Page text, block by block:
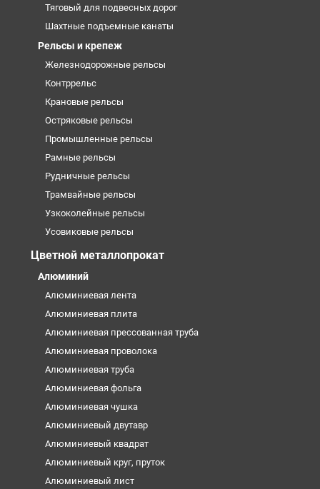
Тяговый для подвесных дорог
Шахтные подъемные канаты
Рельсы и крепеж
Железнодорожные рельсы
Контррельс
Крановые рельсы
Остряковые рельсы
Промышленные рельсы
Рамные рельсы
Рудничные рельсы
Трамвайные рельсы
Узкоколейные рельсы
Усовиковые рельсы
Цветной металлопрокат
Алюминий
Алюминиевая лента
Алюминиевая плита
Алюминиевая прессованная труба
Алюминиевая проволока
Алюминиевая труба
Алюминиевая фольга
Алюминиевая чушка
Алюминиевый двутавр
Алюминиевый квадрат
Алюминиевый круг, пруток
Алюминиевый лист